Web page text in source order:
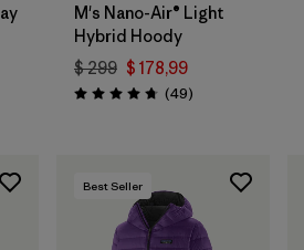
M's Nano-Air® Light
Hybrid Hoody
$ 299 $ 178,99
Valoración: 4.8 / 5
(49Comentarios
)
Best Seller